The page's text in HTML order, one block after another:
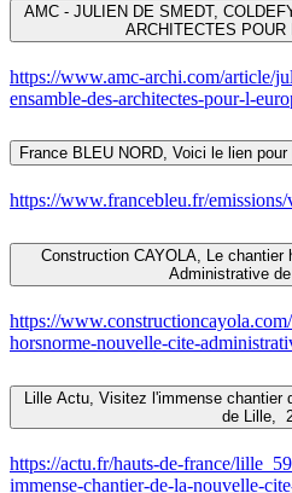
AMC - JULIEN DE SMEDT,
ARCHITECTES POUR
https://www.amc-archi.com/article/
ensamble-des-architectes-pour-l-
France BLEU NORD, Voici le lien
https://www.francebleu.fr/
Construction CAYOLA, Le chantier
Administrative
https://
horsnorme-nouvelle-cite-
Lille Actu, Visitez l'immense chantier
de Lille,
https://actu.fr/hauts-de-france/
immense-chantier-de-la-nouvelle-